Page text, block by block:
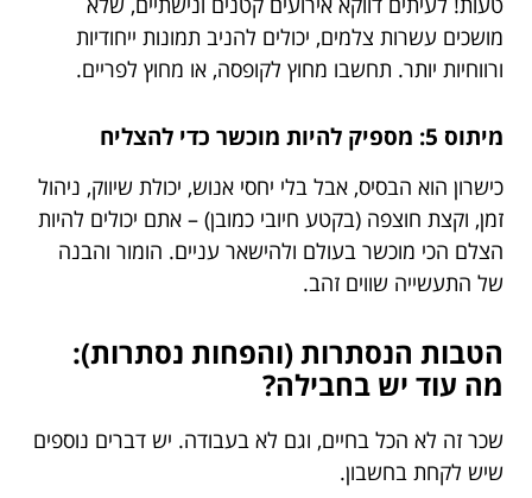
מושכים עשרות צלמים, יכולים להניב תמונות ייחודיות
ורווחיות יותר. תחשבו מחוץ לקופסה, או מחוץ לפריים.
מיתוס 5: מספיק להיות מוכשר כדי להצליח
כישרון הוא הבסיס, אבל בלי יחסי אנוש, יכולת שיווק, ניהול
זמן, וקצת חוצפה (בקטע חיובי כמובן) – אתם יכולים להיות
הצלם הכי מוכשר בעולם ולהישאר עניים. הומור והבנה
של התעשייה שווים זהב.
הטבות הנסתרות (והפחות נסתרות):
מה עוד יש בחבילה?
שכר זה לא הכל בחיים, וגם לא בעבודה. יש דברים נוספים
שיש לקחת בחשבון.